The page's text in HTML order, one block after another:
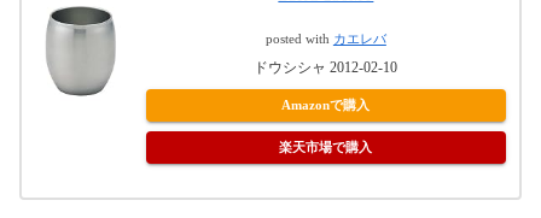
posted with カエレバ
ドウシシャ 2012-02-10
Amazonで購入
楽天市場で購入